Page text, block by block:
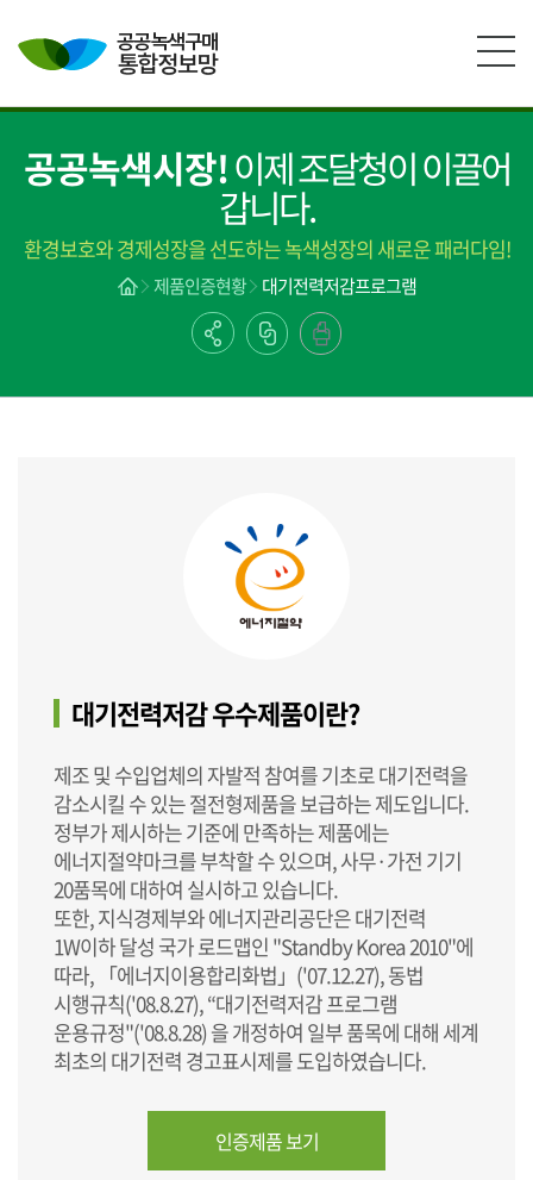
공공녹색시장!이제 조달청이 이끌어
갑니다.
환경보호와 경제성장을 선도하는 녹색성장의 새로운 패러다임!
제품인증현황 대기전력저감프로그램
대기전력저감 우수제품이란?
제조 및 수입업체의 자발적 참여를 기초로 대기전력을
감소시킬 수 있는 절전형제품을 보급하는 제도입니다.
정부가 제시하는 기준에 만족하는 제품에는
에너지절약마크를 부착할 수 있으며, 사무·가전 기기
20품목에 대하여 실시하고 있습니다.
또한, 지식경제부와 에너지관리공단은 대기전력
1W이하 달성 국가 로드맵인 "Standby Korea 2010"에
따라, 「에너지이용합리화법」('07.12.27), 동법
시행규칙('08.8.27), “대기전력저감 프로그램
운용규정"('08.8.28) 을 개정하여 일부 품목에 대해 세계
최초의 대기전력 경고표시제를 도입하였습니다.
인증제품 보기